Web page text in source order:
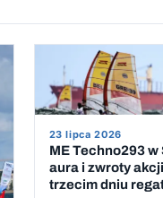
23 lipca 2026
ME Techno293
aura i zwroty
trzecim dniu